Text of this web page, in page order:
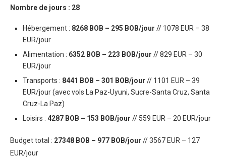
Nombre de jours : 28
Hébergement : 8268 BOB – 295 BOB/jour // 1078 EUR – 38
EUR/jour
Alimentation : 6352 BOB – 223 BOB/jour // 829 EUR – 30
EUR/jour
Transports : 8441 BOB – 301 BOB/jour // 1101 EUR – 39
EUR/jour (avec vols La Paz-Uyuni, Sucre-Santa Cruz, Santa
Cruz-La Paz)
Loisirs : 4287 BOB – 153 BOB/jour // 559 EUR – 20 EUR/jour
Budget total : 27348 BOB – 977 BOB/jour // 3567 EUR – 127
EUR/jour